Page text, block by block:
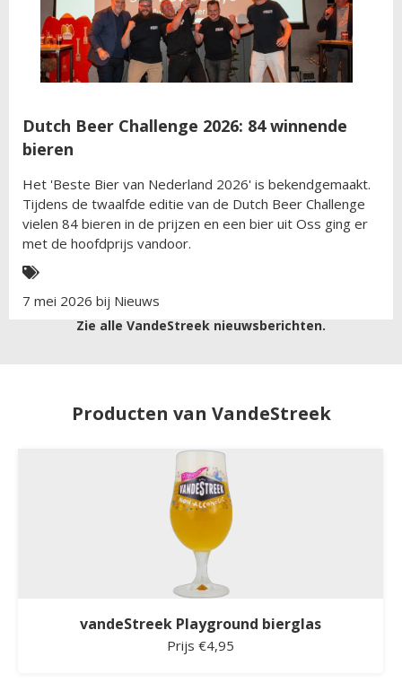
Dutch Beer Challenge 2026: 84 winnende
bieren
Het 'Beste Bier van Nederland 2026' is bekendgemaakt.
Tijdens de twaalfde editie van de Dutch Beer Challenge
vielen 84 bieren in de prijzen en een bier uit Oss ging er
met de hoofdprijs vandoor.
7 mei 2026 bij Nieuws
Zie alle VandeStreek nieuwsberichten.
Producten van VandeStreek
vandeStreek Playground bierglas
Prijs €4,95